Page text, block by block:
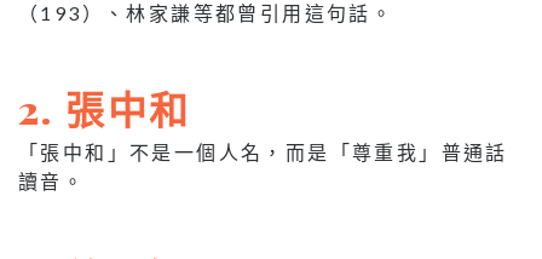
（193）、林家謙等都曾引用這句話。
2. 張中和
「張中和」不是一個人名，而是「尊重我」普通話
讀音。